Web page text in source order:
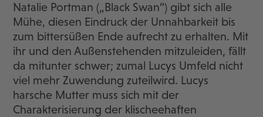
Natalie Portman („Black Swan“) gibt sich alle
Mühe, diesen Eindruck der Unnahbarkeit bis
zum bittersüßen Ende aufrecht zu erhalten. Mit
ihr und den Außenstehenden mitzuleiden, fällt
da mitunter schwer; zumal Lucys Umfeld nicht
viel mehr Zuwendung zuteilwird. Lucys
harsche Mutter muss sich mit der
Charakterisierung der klischeehaften